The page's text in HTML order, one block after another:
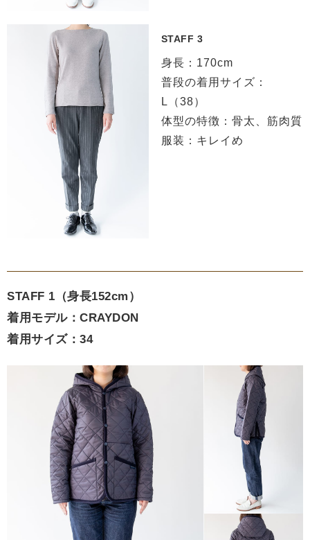
STAFF 3
身長：170cm
普段の着用サイズ：
L（38）
体型の特徴：骨太、筋肉質
服装：キレイめ
STAFF 1（身長152cm）
着用モデル：CRAYDON
着用サイズ：34